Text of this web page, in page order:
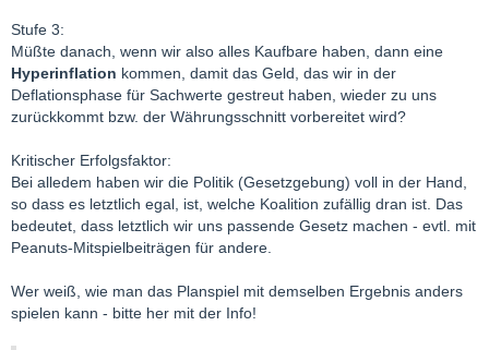
Stufe 3:
Müßte danach, wenn wir also alles Kaufbare haben, dann eine
Hyperinflation kommen, damit das Geld, das wir in der
Deflationsphase für Sachwerte gestreut haben, wieder zu uns
zurückkommt bzw. der Währungsschnitt vorbereitet wird?
Kritischer Erfolgsfaktor:
Bei alledem haben wir die Politik (Gesetzgebung) voll in der Hand,
so dass es letztlich egal, ist, welche Koalition zufällig dran ist. Das
bedeutet, dass letztlich wir uns passende Gesetz machen - evtl. mit
Peanuts-Mitspielbeiträgen für andere.
Wer weiß, wie man das Planspiel mit demselben Ergebnis anders
spielen kann - bitte her mit der Info!